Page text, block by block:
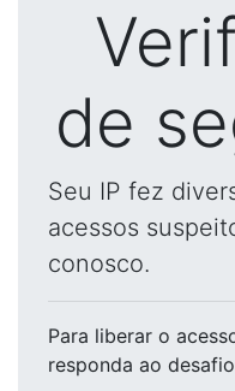
de
Seu IP fez
acessos
conosco.
Para liberar o
responda ao